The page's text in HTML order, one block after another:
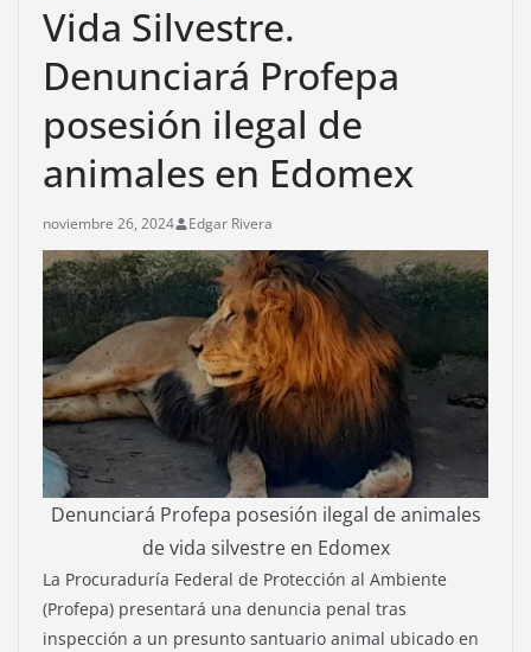
Vida Silvestre.
Denunciará Profepa
posesión ilegal de
animales en Edomex
noviembre 26, 2024 Edgar Rivera
Denunciará Profepa posesión ilegal de animales
de vida silvestre en Edomex
La Procuraduría Federal de Protección al Ambiente
(Profepa) presentará una denuncia penal tras
inspección a un presunto santuario animal ubicado en